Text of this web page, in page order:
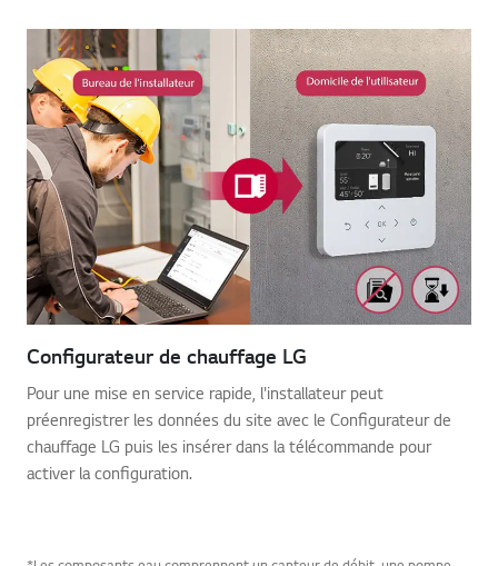
Configurateur de chauffage LG
Pour une mise en service rapide, l'installateur peut
préenregistrer les données du site avec le Configurateur de
chauffage LG puis les insérer dans la télécommande pour
activer la configuration.